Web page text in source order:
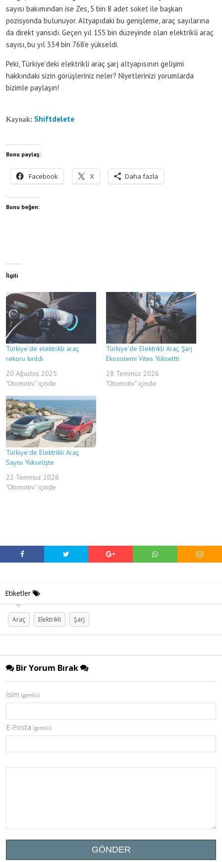
sayısı bakımından ise Zes, 5 bin 8 adet soket ile başkan
pozisyonda bulunuyor. Altyapıdaki bu genişleme, araç sayılarına
da direkt yansıdı. Geçen yıl 155 bin düzeyinde olan elektrikli araç
sayısı, bu yıl 334 bin 768’e yükseldi.
Peki, Türkiye’deki elektrikli araç şarj altyapısının gelişimi
hakkındaki sizin görüşleriniz neler? Niyetlerinizi yorumlarda
bizimle paylaşın!
Kaynak: Shiftdelete
Bunu paylaş:
Facebook X Daha fazla
Bunu beğen:
İlgili
Türkiye’de elektrikli araç
rekoru kırıldı
20 Ağustos 2025
"Otomotiv" içinde
Türkiye’de Elektrikli Araç Şarj
Ekosistemi Vites Yükseltti
28 Temmuz 2026
"Otomotiv" içinde
Türkiye’de Elektrikli Araç
Sayısı Yükselişte
22 Temmuz 2026
"Otomotiv" içinde
Etiketler
Araç Elektrikli Şarj
Bir Yorum Bırak
İsim (gerekli)
E-Posta (gerekli)